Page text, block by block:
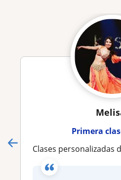
Primera
Clases personalizadas de Danzas árabes, coreografías, técnica,